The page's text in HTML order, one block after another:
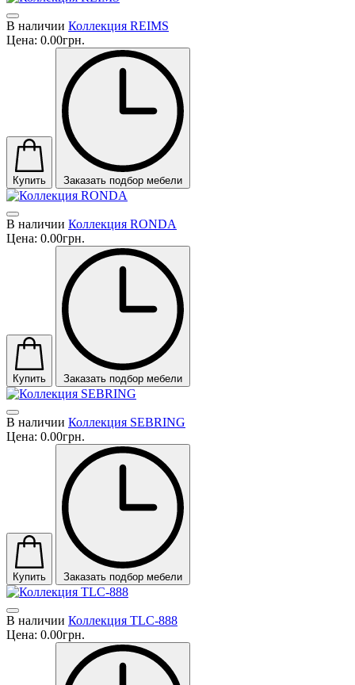
В наличии Коллекция REIMS
Цена: 0.00грн.
Купить Заказать подбор мебели
В наличии Коллекция RONDA
Цена: 0.00грн.
Купить Заказать подбор мебели
В наличии Коллекция SEBRING
Цена: 0.00грн.
Купить Заказать подбор мебели
В наличии Коллекция TLC-888
Цена: 0.00грн.